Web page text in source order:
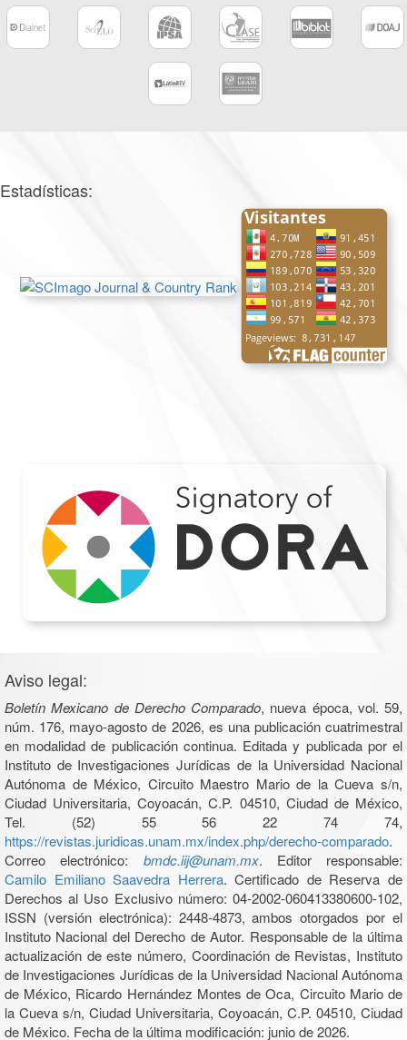
Estadísticas:
Aviso legal:
Boletín Mexicano de Derecho Comparado, nueva época, vol. 59,
núm. 176, mayo-agosto de 2026, es una publicación cuatrimestral
en modalidad de publicación continua. Editada y publicada por el
Instituto de Investigaciones Jurídicas de la Universidad Nacional
Autónoma de México, Circuito Maestro Mario de la Cueva s/n,
Ciudad Universitaria, Coyoacán, C.P. 04510, Ciudad de México,
Tel. (52) 55 56 22 74 74,
https://revistas.juridicas.unam.mx/index.php/derecho-comparado.
Correo electrónico: bmdc.iij@unam.mx. Editor responsable:
Camilo Emiliano Saavedra Herrera. Certificado de Reserva de
Derechos al Uso Exclusivo número: 04-2002-060413380600-102,
ISSN (versión electrónica): 2448-4873, ambos otorgados por el
Instituto Nacional del Derecho de Autor. Responsable de la última
actualización de este número, Coordinación de Revistas, Instituto
de Investigaciones Jurídicas de la Universidad Nacional Autónoma
de México, Ricardo Hernández Montes de Oca, Circuito Mario de
la Cueva s/n, Ciudad Universitaria, Coyoacán, C.P. 04510, Ciudad
de México. Fecha de la última modificación: junio de 2026.